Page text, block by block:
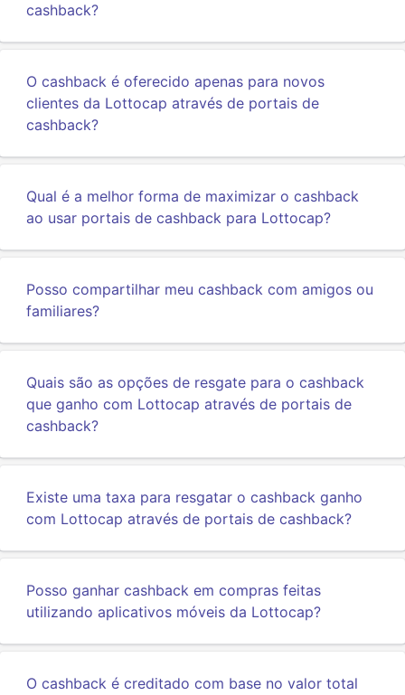
cashback?
O cashback é oferecido apenas para novos
clientes da Lottocap através de portais de
cashback?
Qual é a melhor forma de maximizar o cashback
ao usar portais de cashback para Lottocap?
Posso compartilhar meu cashback com amigos ou
familiares?
Quais são as opções de resgate para o cashback
que ganho com Lottocap através de portais de
cashback?
Existe uma taxa para resgatar o cashback ganho
com Lottocap através de portais de cashback?
Posso ganhar cashback em compras feitas
utilizando aplicativos móveis da Lottocap?
O cashback é creditado com base no valor total